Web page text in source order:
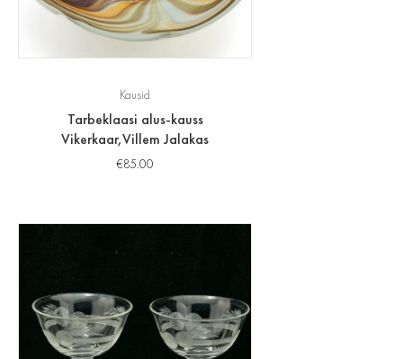
Kausid
Tarbeklaasi alus-kauss
Vikerkaar,Villem Jalakas
€85.00